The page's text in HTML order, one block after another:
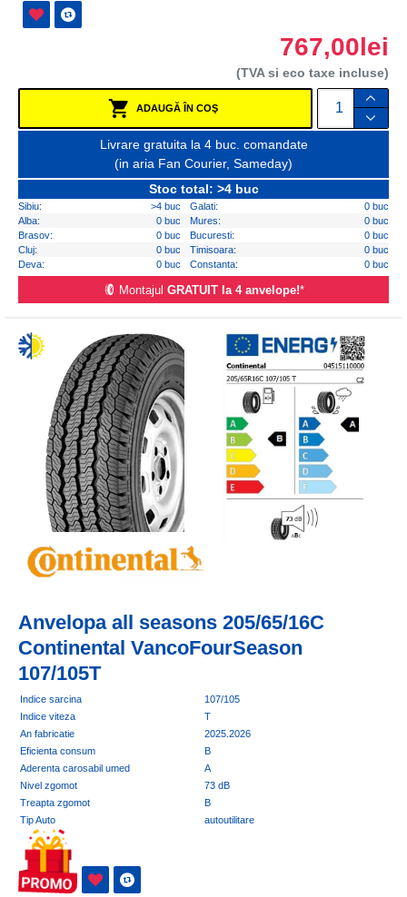
767,00lei
(TVA si eco taxe incluse)
ADAUGĂ ÎN COŞ
Livrare gratuita la 4 buc. comandate
(in aria Fan Courier, Sameday)
Stoc total: >4 buc
Sibiu: >4 buc Galati:
0 buc
Alba:
0 buc Mures:
0 buc
Brasov:
0 buc Bucuresti:
0 buc
Cluj:
0 buc Timisoara:
0 buc
Deva:
0 buc Constanta: 0 buc
Montajul GRATUIT la 4 anvelope!*
Anvelopa all seasons 205/65/16C
Continental VancoFourSeason
107/105T
Indice sarcina
107/105
Indice viteza
T
An fabricatie
2025.2026
Eficienta consum
B
Aderenta carosabil umed
A
Nivel zgomot
73 dB
Treapta zgomot
B
Tip Auto
autoutilitare